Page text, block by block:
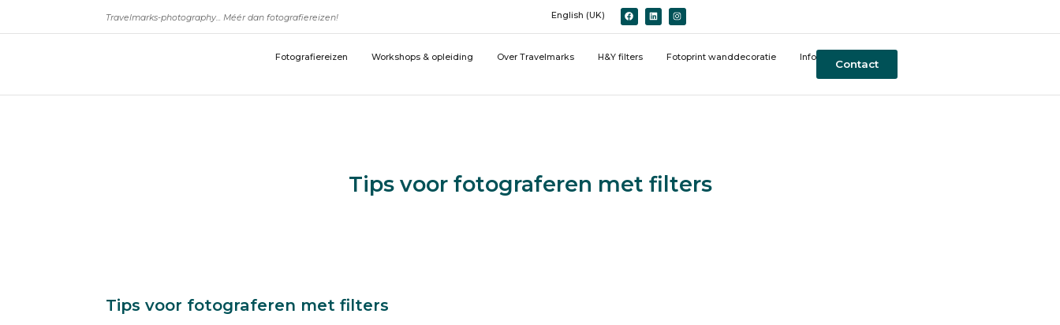
Travelmarks-photography... Méér dan fotografiereizen! English (UK)
Fotografiereizen Workshops & opleiding Over Travelmarks H&Y filters Fotoprint wanddecoratie Info
Contact
Tips voor fotograferen met filters
Tips voor fotograferen met filters